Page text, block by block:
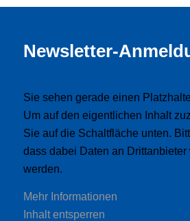
Newsletter-
Sie sehen gerade einen
Um auf den eigentlichen Inhalt
Sie auf die Schaltfläche unten.
dass dabei Daten an Drittanbieter
werden.
Mehr Informationen
Inhalt entsperren